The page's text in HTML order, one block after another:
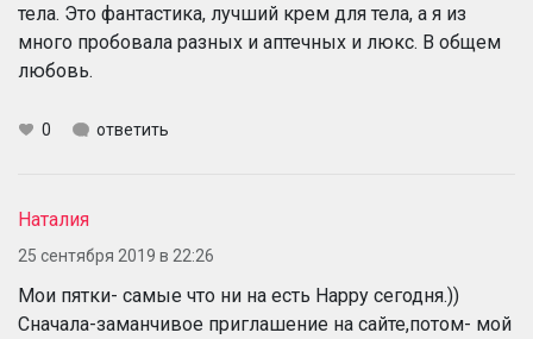
тела. Это фантастика, лучший крем для тела, а я из
много пробовала разных и аптечных и люкс. В общем
любовь.
0 ответить
Наталия
25 сентября 2019 в 22:26
Мои пятки- самые что ни на есть Happy сегодня.))
Сначала-заманчивое приглашение на сайте,потом- мой